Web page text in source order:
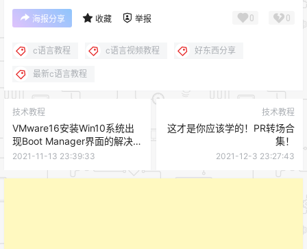
海报分享 收藏 举报 0 0
c语言教程 c语言视频教程 好东西分享
最新c语言教程
技术教程
VMware16安装Win10系统出
现Boot Manager界面的解决方
法
2021-11-13 23:39:33
技术教程
这才是你应该学的！PR转场合
集！
2021-12-3 23:27:43